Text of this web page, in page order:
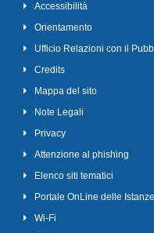
Accessibilità
Orientamento
Ufficio Relazioni con il
Credits
Mappa del sito
Note Legali
Privacy
Attenzione al phishing
Elenco siti tematici
Portale OnLine delle Istanze
Wi-Fi